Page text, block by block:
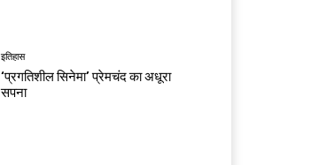
इतिहास
‘प्रगतिशील सिनेमा’ प्रेमचंद का अधूरा
सपना